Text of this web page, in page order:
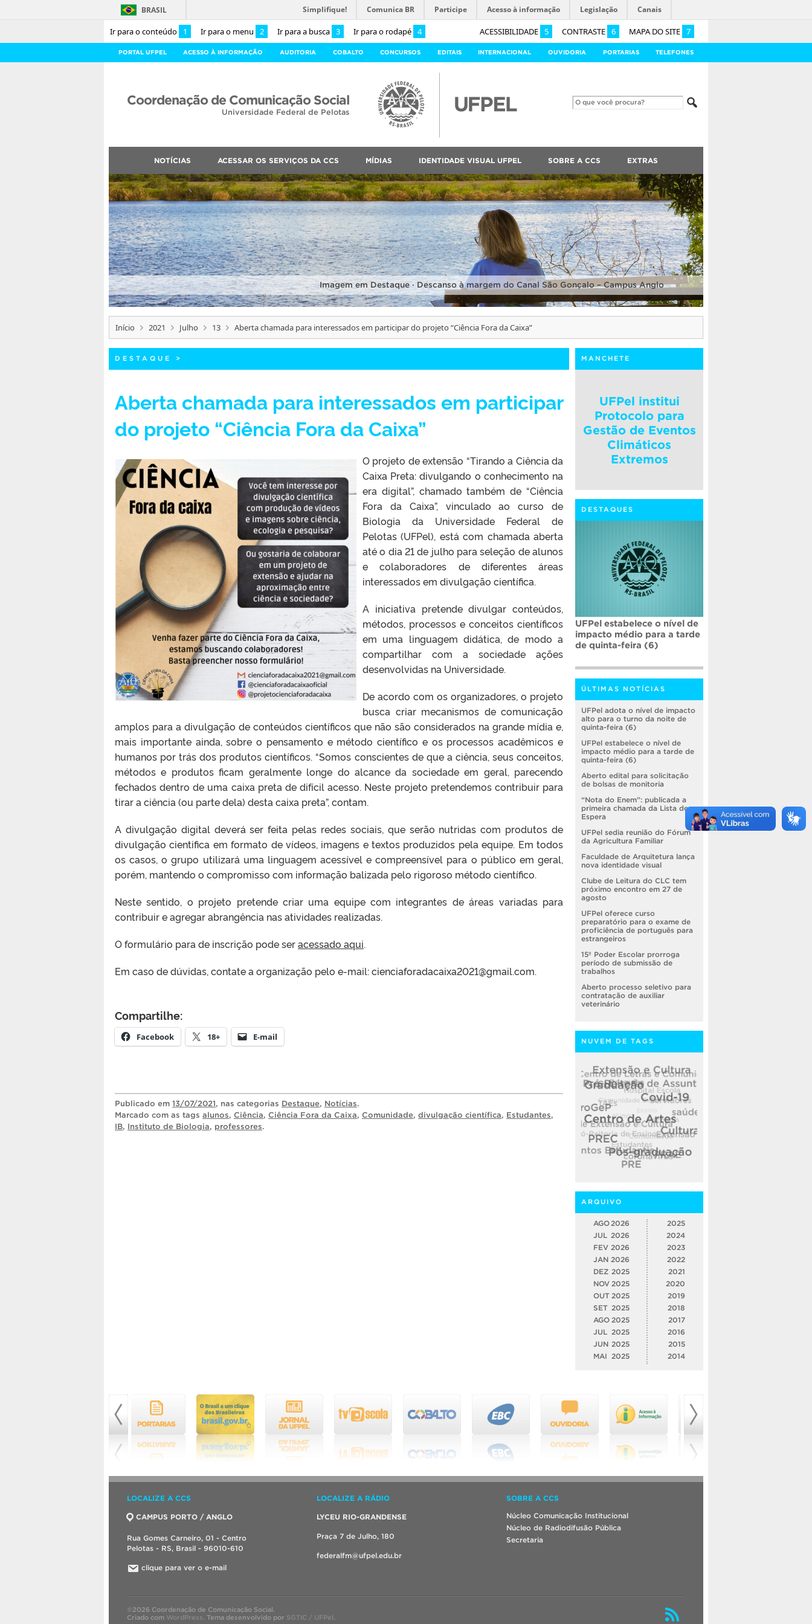
Ir para o conteúdo 1 Ir para o menu 2 Ir para a busca 3 Ir para o rodapé 4 ACESSIBILIDADE 5 CONTRASTE 6 MAPA DO SITE 7
BRASIL Simplifique! Comunica BR Participe Acesso à informação Legislação Canais
PORTAL UFPEL ACESSO À INFORMAÇÃO AUDITORIA COBALTO CONCURSOS EDITAIS INTERNACIONAL OUVIDORIA PORTARIAS TELEFONES
Coordenação de Comunicação Social
Universidade Federal de Pelotas
NOTÍCIAS ACESSAR OS SERVIÇOS DA CCS MÍDIAS IDENTIDADE VISUAL UFPEL SOBRE A CCS EXTRAS
Imagem em Destaque · Descanso à margem do Canal São Gonçalo – Campus Anglo
Início 2021 Julho 13 Aberta chamada para interessados em participar do projeto “Ciência Fora da Caixa”
DESTAQUE >
Aberta chamada para interessados em participar
do projeto “Ciência Fora da Caixa”
O projeto de extensão “Tirando a Ciência da
Caixa Preta: divulgando o conhecimento na
era digital”, chamado também de “Ciência
Fora da Caixa”, vinculado ao curso de
Biologia da Universidade Federal de
Pelotas (UFPel), está com chamada aberta
até o dia 21 de julho para seleção de alunos
e colaboradores de diferentes áreas
interessados em divulgação científica.
A iniciativa pretende divulgar conteúdos,
métodos, processos e conceitos científicos
em uma linguagem didática, de modo a
compartilhar com a sociedade ações
desenvolvidas na Universidade.
De acordo com os organizadores, o projeto
busca criar mecanismos de comunicação
amplos para a divulgação de conteúdos científicos que não são considerados na grande mídia e,
mais importante ainda, sobre o pensamento e método científico e os processos acadêmicos e
humanos por trás dos produtos científicos. “Somos conscientes de que a ciência, seus conceitos,
métodos e produtos ficam geralmente longe do alcance da sociedade em geral, parecendo
fechados dentro de uma caixa preta de difícil acesso. Neste projeto pretendemos contribuir para
tirar a ciência (ou parte dela) desta caixa preta”, contam.
A divulgação digital deverá ser feita pelas redes sociais, que serão nutridas com produtos de
divulgação cientifica em formato de vídeos, imagens e textos produzidos pela equipe. Em todos
os casos, o grupo utilizará uma linguagem acessível e compreensível para o público em geral,
porém, mantendo o compromisso com informação balizada pelo rigoroso método científico.
Neste sentido, o projeto pretende criar uma equipe com integrantes de áreas variadas para
contribuir e agregar abrangência nas atividades realizadas.
O formulário para de inscrição pode seracessado aqui.
Em caso de dúvidas, contate a organização pelo e-mail: cienciaforadacaixa2021@gmail.com.
Compartilhe:
Facebook 18+ E-mail
Publicado em 13/07/2021, nas categorias Destaque, Notícias.
Marcado com as tags alunos, Ciência, Ciência Fora da Caixa, Comunidade, divulgação científica, Estudantes,
IB, Instituto de Biologia, professores.
MANCHETE
UFPel institui
Protocolo para
Gestão de Eventos
Climáticos
Extremos
DESTAQUES
UFPel estabelece o nível de
impacto médio para a tarde
de quinta-feira (6)
ÚLTIMAS NOTÍCIAS
UFPel adota o nível de impacto
alto para o turno da noite de
quinta-feira (6)
UFPel estabelece o nível de
impacto médio para a tarde de
quinta-feira (6)
Aberto edital para solicitação
de bolsas de monitoria
“Nota do Enem”: publicada a
primeira chamada da Lista de
Espera
UFPel sedia reunião do Fórum
da Agricultura Familiar
Faculdade de Arquitetura lança
nova identidade visual
Clube de Leitura do CLC tem
próximo encontro em 27 de
agosto
UFPel oferece curso
preparatório para o exame de
proficiência de português para
estrangeiros
15º Poder Escolar prorroga
período de submissão de
trabalhos
Aberto processo seletivo para
contratação de auxiliar
veterinário
NUVEM DE TAGS
ARQUIVO
AGO 2026
JUL 2026
FEV 2026
JAN 2026
DEZ 2025
NOV 2025
OUT 2025
SET 2025
AGO 2025
JUL
2025
JUN 2025
MAI
2025
2025
2024
2023
2022
2021
2020
2019
2018
2017
2016
2015
2014
LOCALIZE A CCS
CAMPUS PORTO / ANGLO
Rua Gomes Carneiro, 01 - Centro
Pelotas - RS, Brasil - 96010-610
clique para ver o e-mail
LOCALIZE A RÁDIO
LYCEU RIO-GRANDENSE
Praça 7 de Julho, 180
federalfm@ufpel.edu.br
SOBRE A CCS
Núcleo Comunicação Institucional
Núcleo de Radiodifusão Pública
Secretaria
©2026 Coordenação de Comunicação Social.
Criado com WordPress. Tema desenvolvido por SGTIC / UFPel .